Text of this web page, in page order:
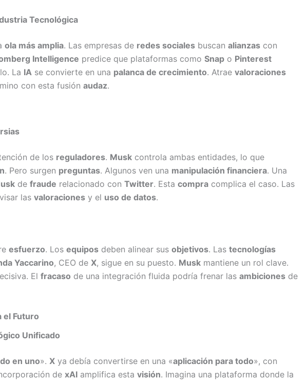
Tecnológica
ola más amplia. Las empresas de redes sociales buscan alianzas con
Intelligence predice que plataformas como Snap o Pinterest
La IA se convierte en una palanca de crecimiento. Atrae valoraciones
con esta fusión audaz.
de los reguladores. Musk controla ambas entidades, lo que
. Pero surgen preguntas. Algunos ven una manipulación financiera. Una
de fraude relacionado con Twitter. Esta compra complica el caso. Las
las valoraciones y el uso de datos.
esfuerzo. Los equipos deben alinear sus objetivos. Las tecnologías
Yaccarino, CEO de X, sigue en su puesto. Musk mantiene un rol clave.
El fracaso de una integración fluida podría frenar las ambiciones de
el Futuro
Unificado
en uno». X ya debía convertirse en una «aplicación para todo», con
de xAI amplifica esta visión. Imagina una plataforma donde la